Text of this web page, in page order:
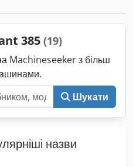
385 (19)
Machineseeker з більш
Шукати
назви